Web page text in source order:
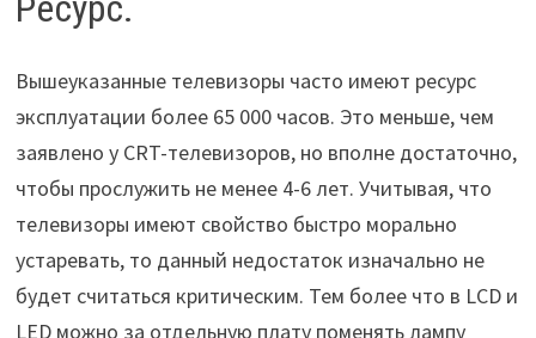
Вышеуказанные телевизоры часто имеют ресурс
эксплуатации более 65 000 часов. Это меньше, чем
заявлено у CRT-телевизоров, но вполне достаточно,
чтобы прослужить не менее 4-6 лет. Учитывая, что
телевизоры имеют свойство быстро морально
устаревать, то данный недостаток изначально не
будет считаться критическим. Тем более что в LCD и
LED можно за отдельную плату поменять лампу